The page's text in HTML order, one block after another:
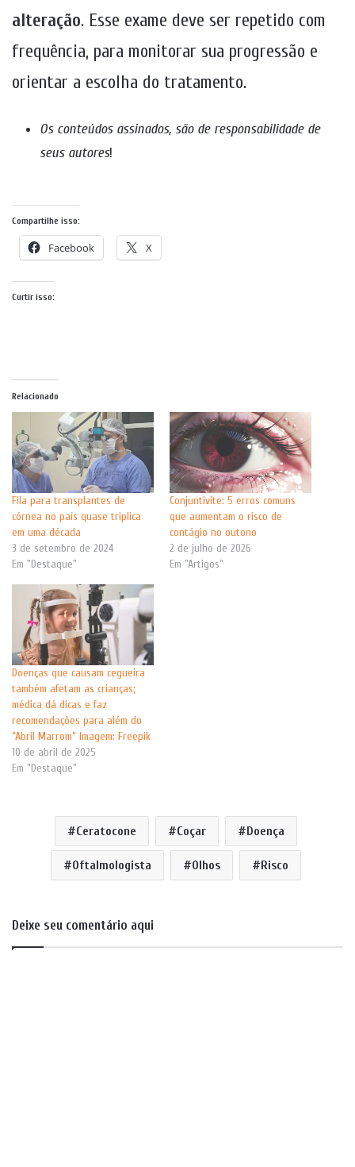
alteração. Esse exame deve ser repetido com
frequência, para monitorar sua progressão e
orientar a escolha do tratamento.
Os conteúdos assinados, são de responsabilidade de
seus autores!
Compartilhe isso:
Facebook X
Curtir isso:
Relacionado
Fila para transplantes de
córnea no país quase triplica
em uma década
3 de setembro de 2024
Em "Destaque"
Conjuntivite: 5 erros comuns
que aumentam o risco de
contágio no outono
2 de julho de 2026
Em "Artigos"
Doenças que causam cegueira
também afetam as crianças;
médica dá dicas e faz
recomendações para além do
“Abril Marrom” Imagem: Freepik
10 de abril de 2025
Em "Destaque"
Ceratocone Coçar Doença
Oftalmologista Olhos Risco
Deixe seu comentário aqui